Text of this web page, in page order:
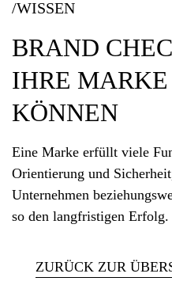
/WISSEN
BRAND
IHRE
KÖNNEN
Eine Marke erfüllt viele
Orientierung und
Unternehmen
so den langfristigen Erfolg.
ZURÜCK ZUR